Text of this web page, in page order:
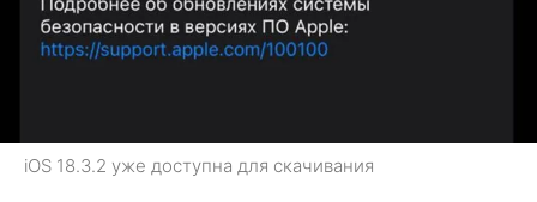
iOS 18.3.2 уже доступна для скачивания